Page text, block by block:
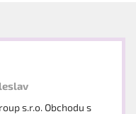
s.r.o. Obchodu s